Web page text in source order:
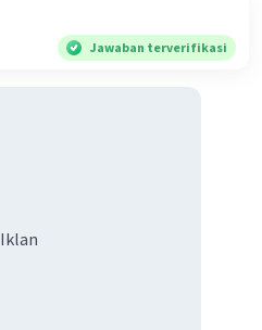
Jawaban terverifikasi
Iklan